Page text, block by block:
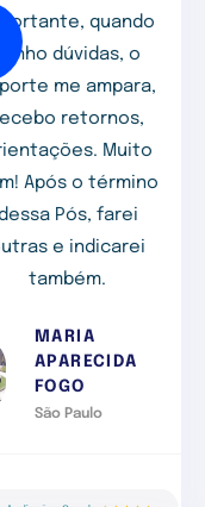
quando
tenho dúvidas, o
me ampara,
retornos,
Muito
Após o término
Pós, farei
e indicarei
também.
MARIA
APARECIDA
FOGO
São Paulo